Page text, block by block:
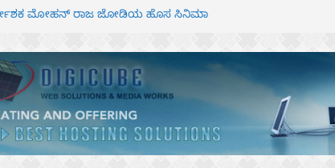
ಮೋಹನ್ ರಾಜ ಜೋಡಿಯ ಹೊಸ ಸಿನಿಮಾ
ಅಜೇಯಂ” ಹಾಡಿದ ದೃಶ್ಯ ವೈಭವ
ಶಿವಣ್ಣ ಅಭಿನಯದ ‘ಬಾಸ್’ ಚಿತ್ರ ತೆರೆಗೆ
ಮಿತ್ರ ಅಭಿನಯದ “ಮಹಾನ್” ಫಸ್ಟ್ ಲುಕ್